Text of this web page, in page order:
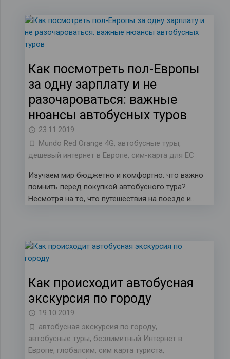
Как посмотреть пол-Европы
за одну зарплату и не
разочароваться: важные
нюансы автобусных туров
23.11.2019
Mundo Red Orange 4G, автобусные туры,
дешевый интернет в Европе, сим-карта для ЕС
Изучаем мир бюджетно и комфортно: что важно
помнить перед покупкой автобусного тура?
Несмотря на то, что путешествия на поезде и…
Как происходит автобусная
экскурсия по городу
19.10.2019
автобусная экскурсия по городу,
автобусные туры, безлимитный Интернет в
Европе, глобалсим, сим карта туриста,